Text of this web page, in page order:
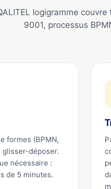
logigramme
9001, processus
formes (BPMN,
déposer.
nécessaire :
de 5 minutes.